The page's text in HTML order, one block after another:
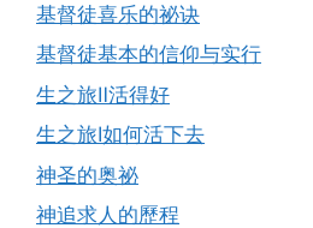
基督徒喜乐的祕诀
基督徒基本的信仰与实行
生之旅Ⅱ活得好
生之旅Ⅰ如何活下去
神圣的奥祕
神追求人的歷程